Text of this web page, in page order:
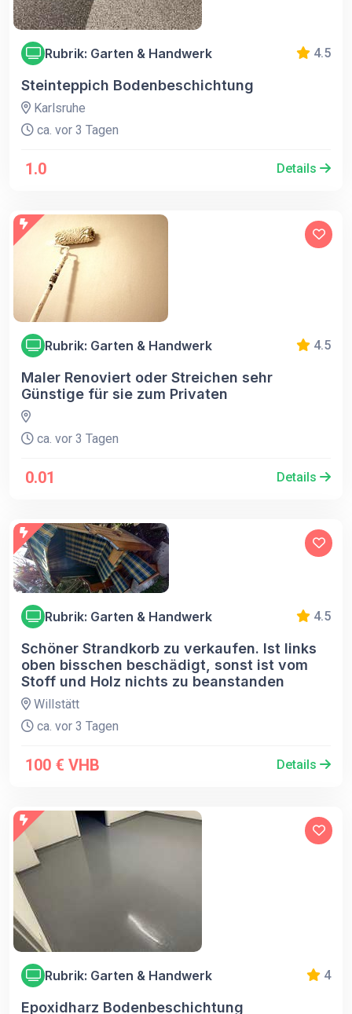
Rubrik: Garten & Handwerk 4.5
Steinteppich Bodenbeschichtung
Karlsruhe
ca. vor 3 Tagen
1.0 Details
Rubrik: Garten & Handwerk 4.5
Maler Renoviert oder Streichen sehr
Günstige für sie zum Privaten
ca. vor 3 Tagen
0.01 Details
Rubrik: Garten & Handwerk 4.5
Schöner Strandkorb zu verkaufen. Ist links
oben bisschen beschädigt, sonst ist vom
Stoff und Holz nichts zu beanstanden
Willstätt
ca. vor 3 Tagen
100 € VHB Details
Rubrik: Garten & Handwerk 4
Epoxidharz Bodenbeschichtung